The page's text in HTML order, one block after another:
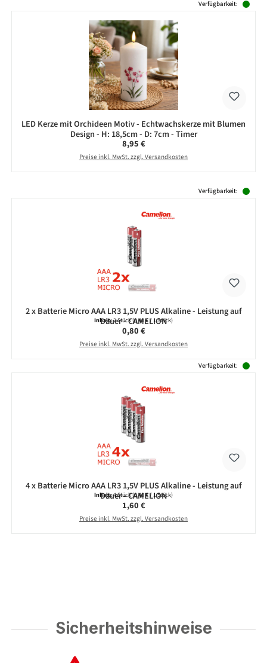
Verfügbarkeit:
LED Kerze mit Orchideen Motiv - Echtwachskerze mit Blumen
Design - H: 18,5cm - D: 7cm - Timer
Regulärer Preis:
8,95 €
Preise inkl. MwSt. zzgl. Versandkosten
Verfügbarkeit:
2 x Batterie Micro AAA LR3 1,5V PLUS Alkaline - Leistung auf
Dauer - CAMELION
Inhalt:2 Stück(0,40 € / 1 Stück)
Regulärer Preis:
0,80 €
Preise inkl. MwSt. zzgl. Versandkosten
Verfügbarkeit:
4 x Batterie Micro AAA LR3 1,5V PLUS Alkaline - Leistung auf
Dauer - CAMELION
Inhalt:4 Stück(0,40 € / 1 Stück)
Regulärer Preis:
1,60 €
Preise inkl. MwSt. zzgl. Versandkosten
Sicherheitshinweise